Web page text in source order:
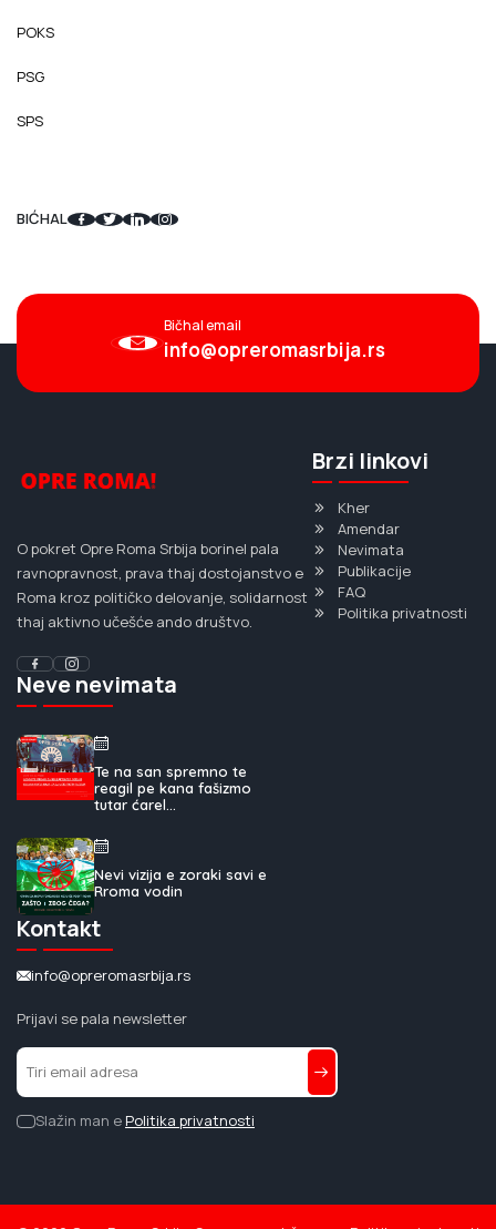
POKS
PSG
SPS
BIĆHAL
Bičhal email
info@opreromasrbija.rs
O pokret Opre Roma Srbija borinel pala
ravnopravnost, prava thaj dostojanstvo e
Roma kroz političko delovanje, solidarnost
thaj aktivno učešće ando društvo.
Brzi linkovi
Kher
Amendar
Nevimata
Publikacije
FAQ
Politika privatnosti
Neve nevimata
Te na san spremno te
reagil pe kana fašizmo
tutar ćarel...
Nevi vizija e zoraki savi e
Rroma vodin
Kontakt
info@opreromasrbija.rs
Prijavi se pala newsletter
Slažin man e Politika privatnosti